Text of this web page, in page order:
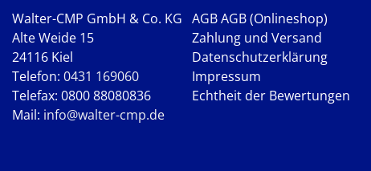
Walter-CMP GmbH & Co. KG
Alte Weide 15
24116 Kiel
Telefon: 0431 169060
Telefax: 0800 88080836
Mail: info@walter-cmp.de
AGBAGB (Onlineshop)
Zahlung und Versand
Datenschutzerklärung
Impressum
Echtheit der Bewertungen